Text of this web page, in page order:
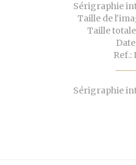
Sérigraphie
Taille de
Taille
Ref.:
Sérigraphie